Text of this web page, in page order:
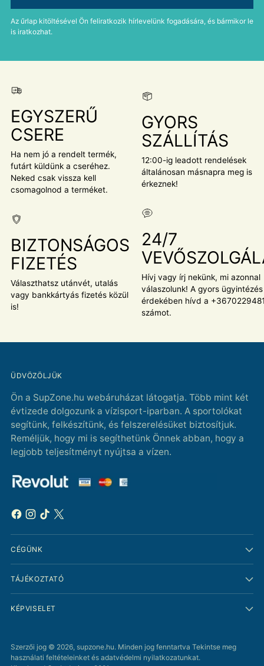
Az űrlap kitöltésével Ön feliratkozik hírlevelünk fogadására, és bármikor le
is iratkozhat.
EGYSZERŰ
CSERE
Ha nem jó a rendelt termék,
futárt küldünk a cseréhez.
Neked csak vissza kell
csomagolnod a terméket.
GYORS
SZÁLLÍTÁS
12:00-ig leadott rendelések
általánosan másnapra meg is
érkeznek!
BIZTONSÁGOS
FIZETÉS
Választhatsz utánvét, utalás
vagy bankkártyás fizetés közül
is!
24/7
Hívj vagy írj nekünk, mi azonnal
válaszolunk! A gyors ügyintézés
érdekében hívd a
számot.
ÜDVÖZÖLJÜK
Ön a SupZone.hu webáruházat látogatja. Több mint két
évtizede dolgozunk a vízisport-iparban. A sportolókat
segítünk, felkészítünk, és felszerelésüket biztosítjuk.
Reméljük, hogy mi is segíthetünk Önnek abban, hogy a
legjobb teljesítményt nyújtsa a vízen.
CÉGÜNK
TÁJÉKOZTATÓ
KÉPVISELET
Szerzői jog © 2026, supzone.hu. Minden jog fenntartva Tekintse meg
használati feltételeinket és adatvédelmi nyilatkozatunkat.